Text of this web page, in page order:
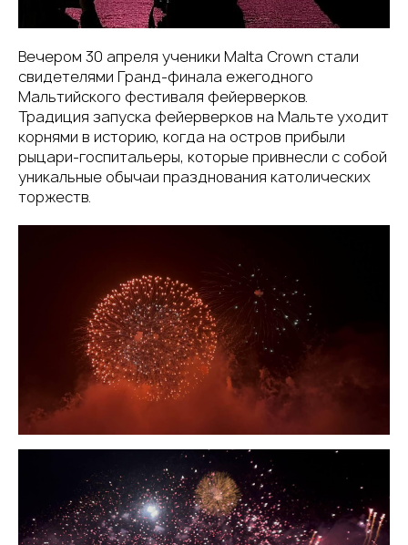
Вечером 30 апреля ученики Malta Crown стали
свидетелями Гранд-финала ежегодного
Мальтийского фестиваля фейерверков.
Традиция запуска фейерверков на Мальте уходит
корнями в историю, когда на остров прибыли
рыцари-госпитальеры, которые привнесли с собой
уникальные обычаи празднования католических
торжеств.